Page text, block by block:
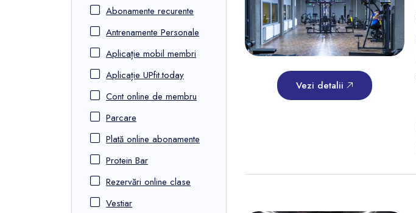
Abonamente recurente
Antrenamente Personale
Aplicație mobil membri
Aplicație UPfit.today
Cont online de membru
Parcare
Plată online abonamente
Protein Bar
Rezervări online clase
Vestiar
Vezi detalii